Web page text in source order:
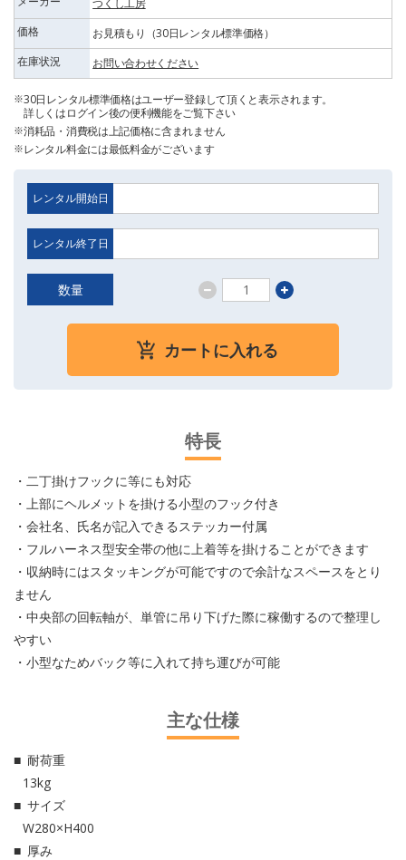
つくし工房
価格
お見積もり（30日レンタル標準価格）
在庫状況
お問い合わせください
30日レンタル標準価格はユーザー登録して頂くと表示されます。
詳しくはログイン後の便利機能をご覧下さい
消耗品・消費税は上記価格に含まれません
レンタル料金には最低料金がございます
レンタル開始日
レンタル終了日
数量
カートに入れる
特長
・二丁掛けフックに等にも対応
・上部にヘルメットを掛ける小型のフック付き
・会社名、氏名が記入できるステッカー付属
・フルハーネス型安全帯の他に上着等を掛けることができます
・収納時にはスタッキングが可能ですので余計なスペースをとり
ません
・中央部の回転軸が、単管に吊り下げた際に稼働するので整理し
やすい
・小型なためバック等に入れて持ち運びが可能
主な仕様
耐荷重
13kg
サイズ
W280×H400
厚み